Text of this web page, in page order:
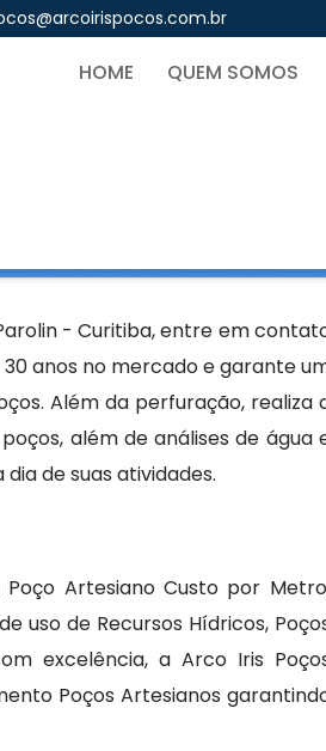
HOME QUEM SOMOS
em Parolin -
- Curitiba, entre em
anos no mercado e garante
Além da perfuração, realiza
além de análises de água
de suas atividades.
Artesiano Custo por
uso de Recursos Hídricos,
excelência, a Arco Iris
Poços Artesianos